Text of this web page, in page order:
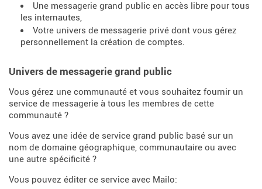
Une messagerie grand public en accès libre pour tous
les internautes,
Votre univers de messagerie privé dont vous gérez
personnellement la création de comptes.
Univers de messagerie grand public
Vous gérez une communauté et vous souhaitez fournir un
service de messagerie à tous les membres de cette
communauté ?
Vous avez une idée de service grand public basé sur un
nom de domaine géographique, communautaire ou avec
une autre spécificité ?
Vous pouvez éditer ce service avec Mailo: